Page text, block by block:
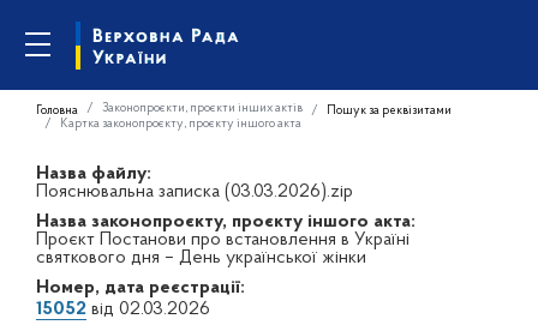
Головна Законопроєкти, проєкти інших актів
Пошук за реквізитами
Картка законопроєкту, проєкту іншого акта
Назва файлу:
Пояснювальна записка (03.03.2026).zip
Назва законопроєкту, проєкту іншого акта:
Проєкт Постанови про встановлення в Україні
святкового дня – День української жінки
Номер, дата реєстрації:
15052 від 02.03.2026